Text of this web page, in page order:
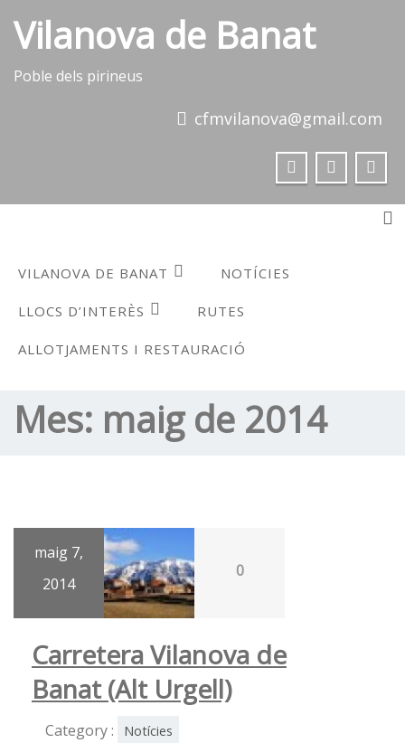
content
Vilanova de Banat
Poble dels pirineus
cfmvilanova@gmail.com
VILANOVA DE BANAT NOTÍCIES
LLOCS D’INTERÈS RUTES
ALLOTJAMENTS I RESTAURACIÓ
Mes: maig de 2014
maig 7,
2014
0
Carretera Vilanova de
Banat (Alt Urgell)
Category : Notícies